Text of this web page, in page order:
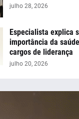
julho 28, 2026
Especialista explica
importância da
cargos de liderança
julho 20, 2026